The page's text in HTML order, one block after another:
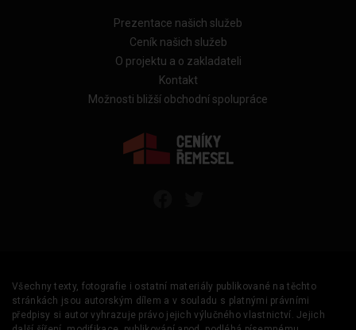
Prezentace našich služeb
Ceník našich služeb
O projektu a o zakladateli
Kontakt
Možnosti bližší obchodní spolupráce
Všechny texty, fotografie i ostatní materiály publikované na těchto
stránkách jsou autorským dílem a v souladu s platnými právními
předpisy si autor vyhrazuje právo jejich výlučného vlastnictví. Jejich